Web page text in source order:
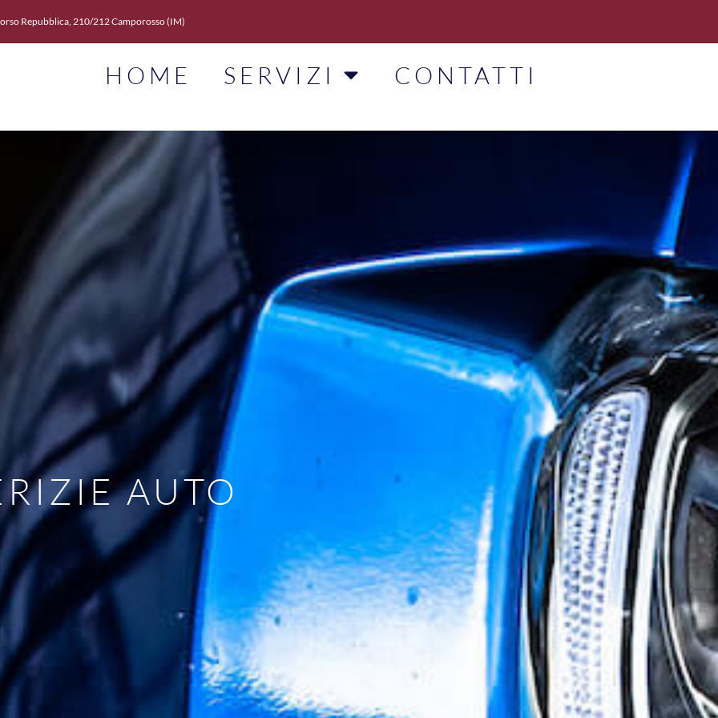
Repubblica, 210/212 Camporosso (IM)
HOME SERVIZI CONTATTI
AUTO